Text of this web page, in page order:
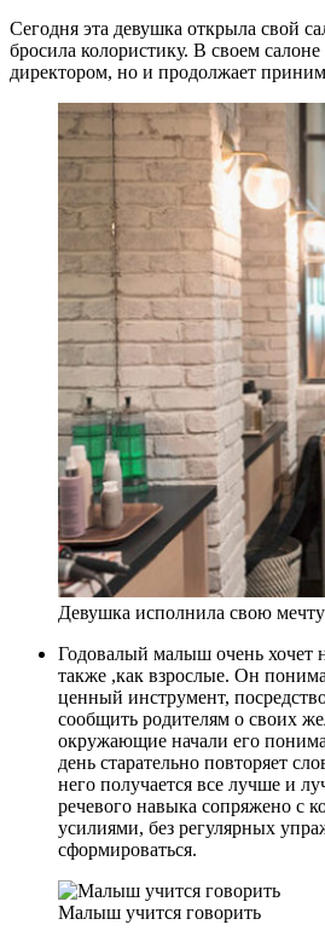
Сегодня эта девушка открыла свой
бросила колористику. В своем салоне
директором, но и продолжает
Девушка исполнила свою мечту
Годовалый малыш очень хочет
также ,как взрослые. Он
ценный инструмент,
сообщить родителям о своих
окружающие начали его
день старательно повторяет
него получается все лучше и
речевого навыка сопряжено с
усилиями, без регулярных
сформироваться.
Малыш учится говорить